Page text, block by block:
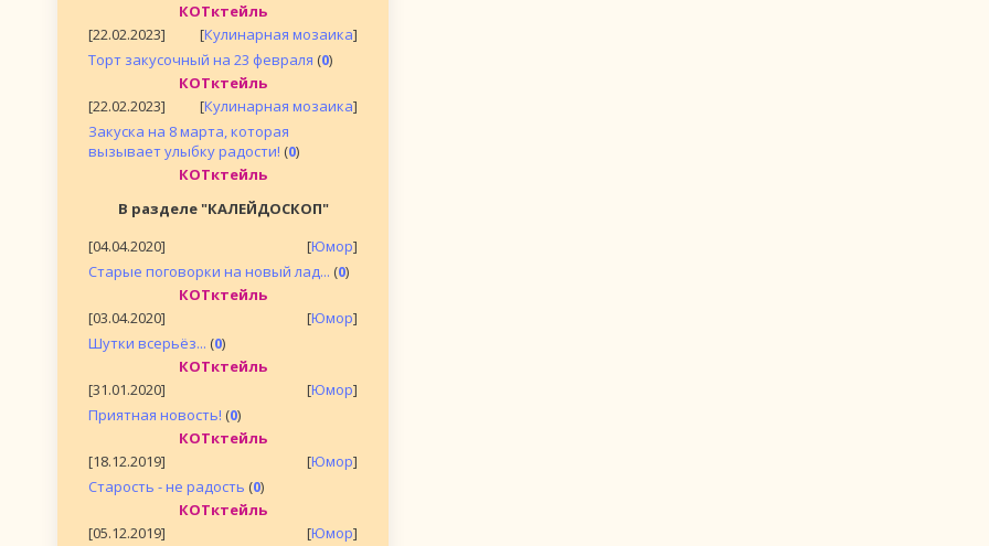
КОТктейль
[22.02.2023]
[Кулинарная мозаика]
Торт закусочный на 23 февраля (0)
КОТктейль
[22.02.2023]
[Кулинарная мозаика]
Закуска на 8 марта, которая
вызывает улыбку радости! (0)
КОТктейль
В разделе "КАЛЕЙДОСКОП"
[04.04.2020]
[Юмор]
Старые поговорки на новый лад... (0)
КОТктейль
[03.04.2020]
[Юмор]
Шутки всерьёз... (0)
КОТктейль
[31.01.2020]
[Юмор]
Приятная новость! (0)
КОТктейль
[18.12.2019]
[Юмор]
Старость - не радость (0)
КОТктейль
[05.12.2019]
[Юмор]